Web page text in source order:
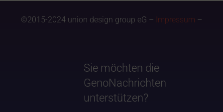
©2015-2024 union design group eG – Impressum –
Sie möchten die
GenoNachrichten
unterstützen?